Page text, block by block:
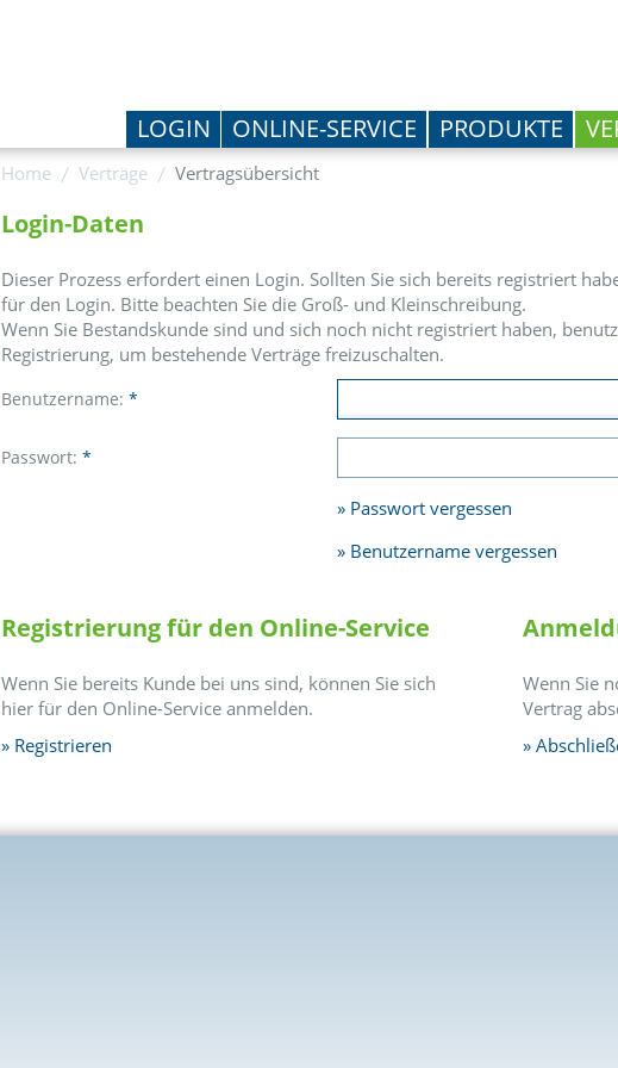
LOGIN ONLINE-SERVICE PRODUKTE
Home Verträge Vertragsübersicht
Login-Daten
Dieser Prozess erfordert einen Login. Sollten Sie sich bereits registriert
für den Login. Bitte beachten Sie die Groß- und Kleinschreibung.
Wenn Sie Bestandskunde sind und sich noch nicht registriert haben,
Registrierung, um bestehende Verträge freizuschalten.
Benutzername: *
Passwort: *
Passwort vergessen
Benutzername vergessen
Registrierung für den Online-Service
Wenn Sie bereits Kunde bei uns sind, können Sie sich
hier für den Online-Service anmelden.
Registrieren
Wenn Sie
Vertrag